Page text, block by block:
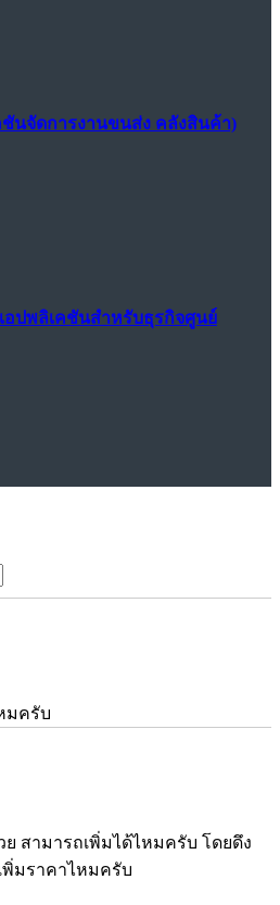
ชันจัดการงานขนส่ง คลังสินค้า)
แอปพลิเคชันสำหรับธุรกิจศูนย์
มครับ
สามารถเพิ่มได้ไหมครับ โดยดึง
พิ่มราคาไหมครับ